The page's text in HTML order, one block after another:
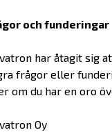
och funderingar
har åtagit sig
frågor eller
om du har en oro
Oy